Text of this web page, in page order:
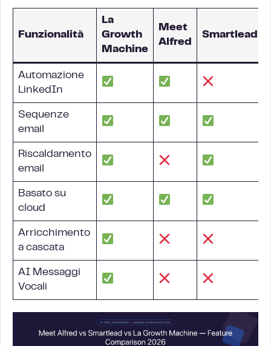
Funzionalità
La
Growth
Machine
Meet
Alfred
Smartlead
Automazione
LinkedIn
Sequenze
email
Riscaldamento
email
Basato su
cloud
Arricchimento
a cascata
AI Messaggi
Vocali